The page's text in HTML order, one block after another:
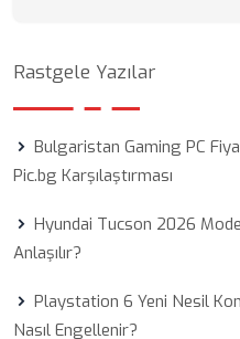
Rastgele Yazılar
Bulgaristan Gaming PC
Pic.bg Karşılaştırması
Hyundai Tucson 2026
Anlaşılır?
Playstation 6 Yeni Nesil
Nasıl Engellenir?